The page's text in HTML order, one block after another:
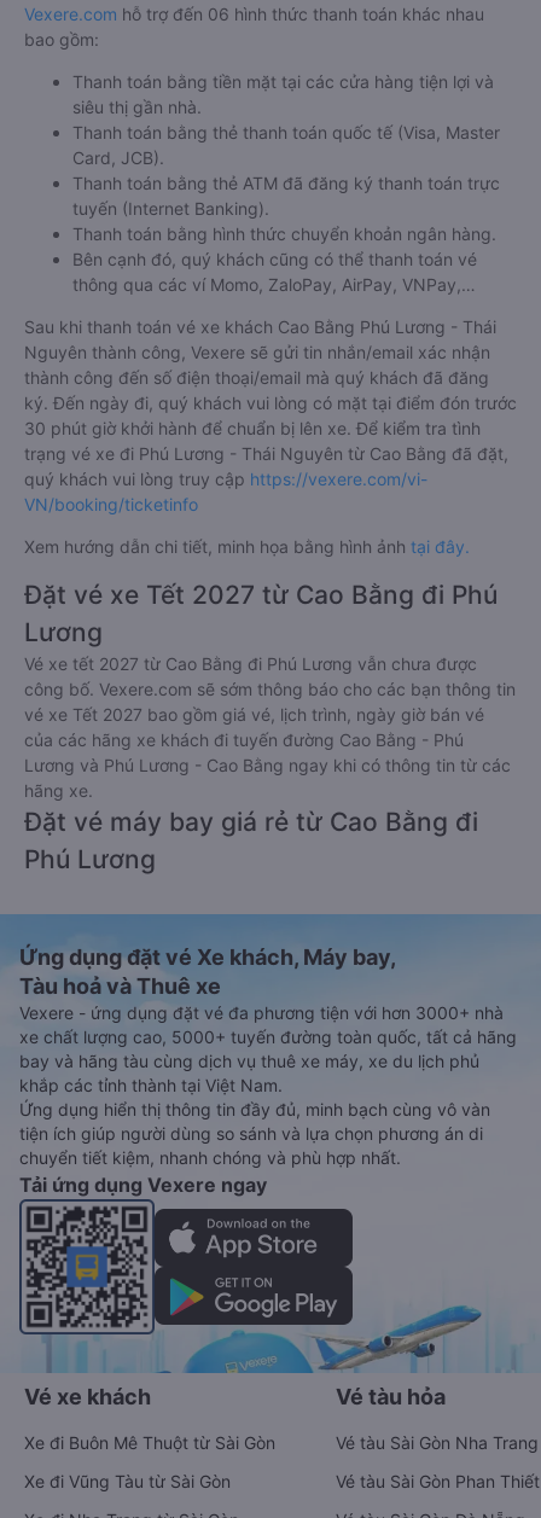
Vexere.com hỗ trợ đến 06 hình thức thanh toán khác nhau
bao gồm:
Thanh toán bằng tiền mặt tại các cửa hàng tiện lợi và
siêu thị gần nhà.
Thanh toán bằng thẻ thanh toán quốc tế (Visa, Master
Card, JCB).
Thanh toán bằng thẻ ATM đã đăng ký thanh toán trực
tuyến (Internet Banking).
Thanh toán bằng hình thức chuyển khoản ngân hàng.
Bên cạnh đó, quý khách cũng có thể thanh toán vé
thông qua các ví Momo, ZaloPay, AirPay, VNPay,…
Sau khi thanh toán vé xe khách Cao Bằng Phú Lương - Thái
Nguyên thành công, Vexere sẽ gửi tin nhắn/email xác nhận
thành công đến số điện thoại/email mà quý khách đã đăng
ký. Đến ngày đi, quý khách vui lòng có mặt tại điểm đón trước
30 phút giờ khởi hành để chuẩn bị lên xe. Để kiểm tra tình
trạng vé xe đi Phú Lương - Thái Nguyên từ Cao Bằng đã đặt,
quý khách vui lòng truy cập https://vexere.com/vi-
VN/booking/ticketinfo
Xem hướng dẫn chi tiết, minh họa bằng hình ảnh tại đây.
Đặt vé xe Tết 2027 từ Cao Bằng đi Phú
Lương
Vé xe tết 2027 từ Cao Bằng đi Phú Lương vẫn chưa được
công bố. Vexere.com sẽ sớm thông báo cho các bạn thông tin
vé xe Tết 2027 bao gồm giá vé, lịch trình, ngày giờ bán vé
của các hãng xe khách đi tuyến đường Cao Bằng - Phú
Lương và Phú Lương - Cao Bằng ngay khi có thông tin từ các
hãng xe.
Đặt vé máy bay giá rẻ từ Cao Bằng đi
Phú Lương
Ứng dụng đặt vé Xe khách, Máy bay,
Tàu hoả và Thuê xe
Vexere - ứng dụng đặt vé đa phương tiện với hơn 3000+ nhà
xe chất lượng cao, 5000+ tuyến đường toàn quốc, tất cả hãng
bay và hãng tàu cùng dịch vụ thuê xe máy, xe du lịch phủ
khắp các tỉnh thành tại Việt Nam.
Ứng dụng hiển thị thông tin đầy đủ, minh bạch cùng vô vàn
tiện ích giúp người dùng so sánh và lựa chọn phương án di
chuyển tiết kiệm, nhanh chóng và phù hợp nhất.
Tải ứng dụng Vexere ngay
Vé xe khách
Xe đi Buôn Mê Thuột từ Sài Gòn
Xe đi Vũng Tàu từ Sài Gòn
Vé tàu hỏa
Vé tàu Sài Gòn Nha Trang
Vé tàu Sài Gòn Phan Thiết